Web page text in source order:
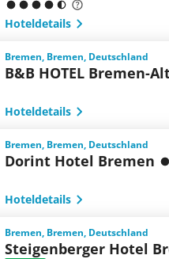
Hoteldetails
Bremen, Bremen, Deutschland
B&B HOTEL Bremen-
Hoteldetails
Bremen, Bremen, Deutschland
Dorint Hotel Bremen
Hoteldetails
Bremen, Bremen, Deutschland
Steigenberger Hotel